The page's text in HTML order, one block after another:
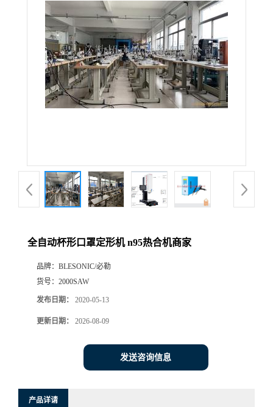
全自动杯形口罩定形机 n95热合机商家
品牌： BLESONIC/必勒
货号： 2000SAW
发布日期： 2020-05-13
更新日期： 2026-08-09
发送咨询信息
产品详请